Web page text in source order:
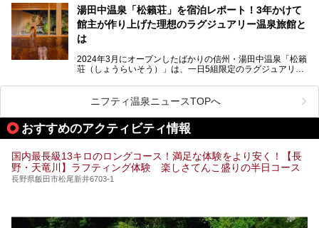
昼神温泉では、朝市などの観光スポットや、信州名物のおや
きを楽しめるグルメスポットなど、観光を楽しむにはぴった
りの場所が豊富にあります。
この記事では、昼神温泉での滞在を充実させる宿泊施設や日
帰り温泉、見どころ満載の観光・グルメスポットに加え、ア
クセス方法も順に紹介します。
湯田中温泉「松籟荘」を宿泊レポート！3年かけて
館主が作り上げた理想のラグジュアリー温泉旅館と
は
2024年3月にオープンしたばかりの信州・湯田中温泉「松籟
荘（しょうらいそう）」は、一日5組限定のラグジュアリー
ライベートに楽しめる非日常感が味わえます。また宿泊者は
道向かいの「よろづや」の大浴場「桃山風呂」や共同浴場の
「湯田中大湯」も利用ができます。
極上のお湯に浸り上質なお料理に舌鼓、特別な日に泊まりた
い湯田中温泉「松籟荘」を、実際に宿泊した目線で紹介しま
ニフティ温泉ニュースTOPへ
おすすめのアクティビティ情報
国内最長級13キロのロングコース！満足な体験をより安く！【長
野・天竜川】ラフティング体験 楽しさてんこ盛りの半日コース
長野県飯田市松尾新井6703-1